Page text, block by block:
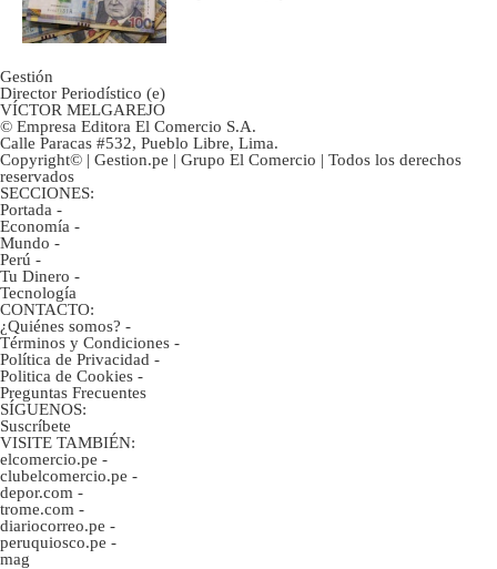
Gestión
Director Periodístico (e)
VÍCTOR MELGAREJO
© Empresa Editora El Comercio S.A.
Calle Paracas #532, Pueblo Libre, Lima.
Copyright© | Gestion.pe | Grupo El Comercio | Todos los derechos
reservados
SECCIONES:
Portada -
Economía -
Mundo -
Perú -
Tu Dinero -
Tecnología
CONTACTO:
¿Quiénes somos? -
Términos y Condiciones -
Política de Privacidad -
Politica de Cookies -
Preguntas Frecuentes
SÍGUENOS:
Suscríbete
VISITE TAMBIÉN:
elcomercio.pe -
clubelcomercio.pe -
depor.com -
trome.com -
diariocorreo.pe -
peruquiosco.pe -
mag